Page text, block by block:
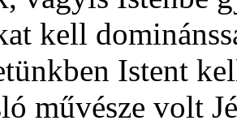
kell
Istent
művésze volt